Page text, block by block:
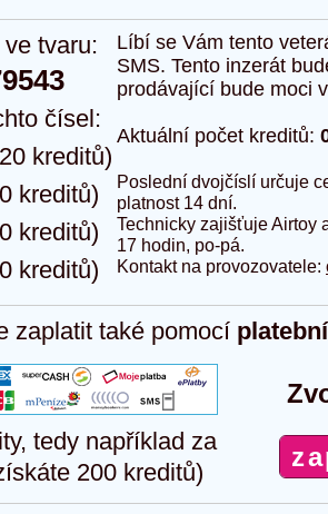
tvaru:
čísel:
kreditů)
kreditů)
kreditů)
kreditů)
Líbí se Vám tento
SMS. Tento inzerát
prodávající bude moci
Aktuální počet kreditů:
Poslední dvojčíslí určuje
platnost 14 dní.
Technicky zajišťuje Airtoy
17 hodin, po-pá.
Kontakt na provozovatele:
zaplatit také pomocí
tedy například za
200 kreditů)